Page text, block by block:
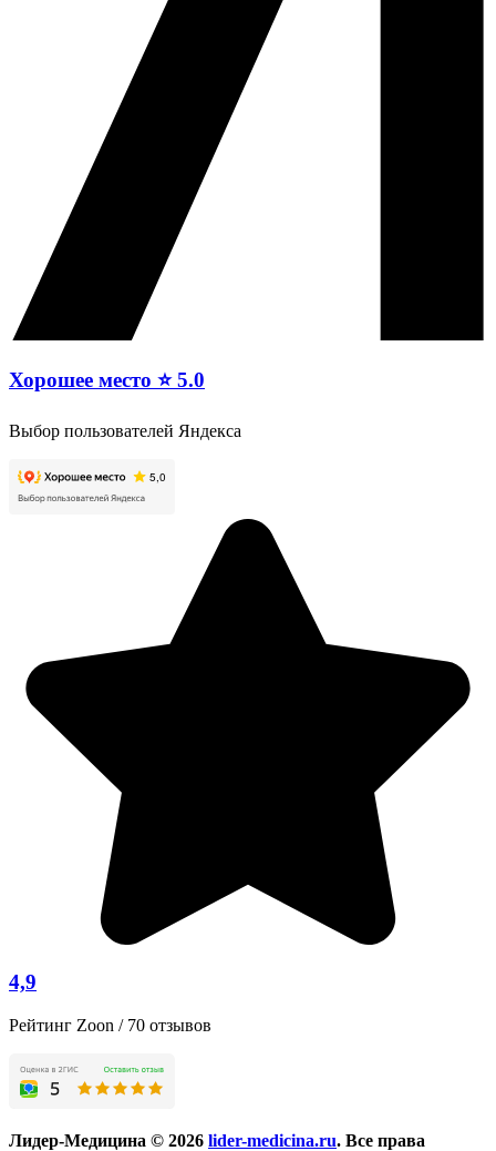
Хорошее место ⭐ 5.0
Выбор пользователей Яндекса
4,9
Рейтинг Zoon / 70 отзывов
Лидер-Медицина © 2026 lider-medicina.ru. Все права